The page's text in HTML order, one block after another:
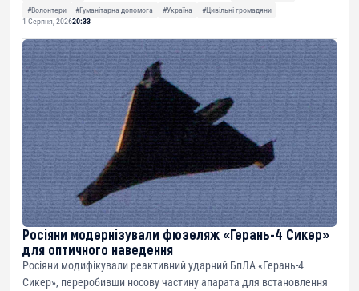
#Волонтери
#Гуманітарна допомога #Україна
#Цивільні громадяни
1 Серпня, 202620:33
Росіяни модернізували фюзеляж «Герань-4 Сикер»
для оптичного наведення
Росіяни модифікували реактивний ударний БпЛА «Герань-4
Сикер», переробивши носову частину апарата для встановлення